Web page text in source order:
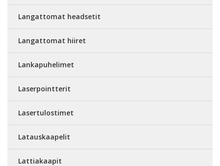
Langattomat headsetit
Langattomat hiiret
Lankapuhelimet
Laserpointterit
Lasertulostimet
Latauskaapelit
Lattiakaapit